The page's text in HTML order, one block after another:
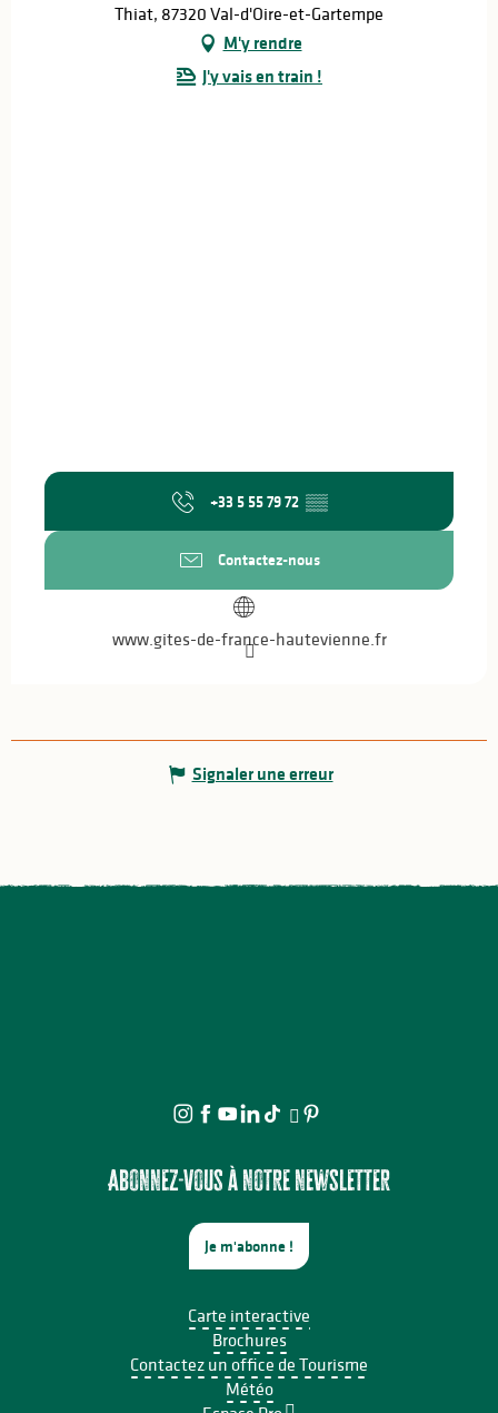
Thiat, 87320 Val-d'Oire-et-Gartempe
M'y rendre
J'y vais en train !
+33 5 55 79 72 ▒▒
Contactez-nous
www.gites-de-france-hautevienne.fr
Signaler une erreur
Abonnez-vous à notre newsletter
Je m'abonne !
Carte interactive
Brochures
Contactez un office de Tourisme
Météo